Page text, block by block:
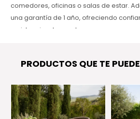
comedores, oficinas o salas de estar.
una garantía de 1 año, ofreciendo
resistencia a largo plazo.
PRODUCTOS QUE TE